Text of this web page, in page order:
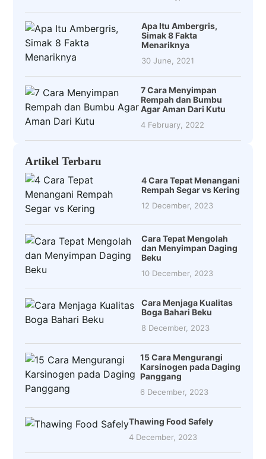
Apa Itu Ambergris,
Simak 8 Fakta
Menariknya
30 June, 2021
7 Cara Menyimpan
Rempah dan Bumbu
Agar Aman Dari Kutu
4 February, 2022
Artikel Terbaru
4 Cara Tepat Menangani
Rempah Segar vs Kering
12 December, 2023
Cara Tepat Mengolah
dan Menyimpan Daging
Beku
10 December, 2023
Cara Menjaga Kualitas
Boga Bahari Beku
8 December, 2023
15 Cara Mengurangi
Karsinogen pada Daging
Panggang
6 December, 2023
Thawing Food Safely
4 December, 2023